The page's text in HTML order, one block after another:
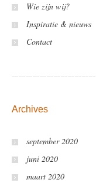
Wie zijn wij?
Inspiratie & nieuws
Contact
Archives
september 2020
juni 2020
maart 2020